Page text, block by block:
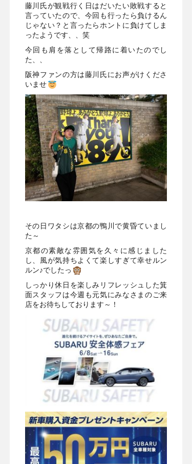
藤川氏が観戦行く日はだいたい敗戦すると
言っていたので、今回も行ったら負けるん
じゃない？と言ったらホントに負けてしま
ったようです、、笑
今回も肩を落として帰路に着いたのでし
た、、
阪神ファンの方は藤川氏にお声がけくださ
いませ
その日ワタシは京都の鴨川で黄昏ていまし
た～
京都の素敵な雰囲気を久々に感じました
し、風が気持ちよくて楽しすぎて幸せルン
ルン♪でしたっ
しっかり休日を楽しみリフレッシュした箕
面スタッフは今週も元気にみなさまのご来
店をお待ちしております～！